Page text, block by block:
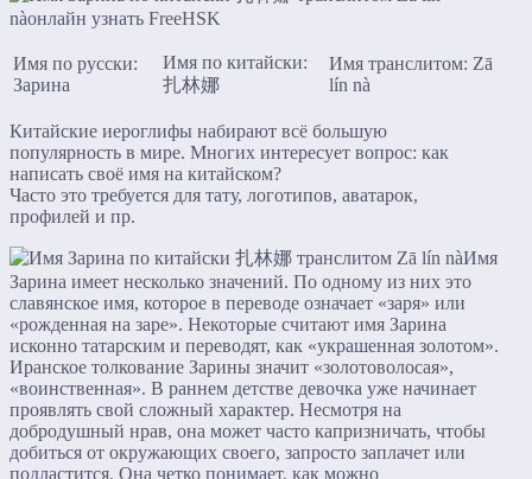
Имя по русски:
Зарина
Имя по китайски:
扎林娜
Имя транслитом: Zā
lín nà
Китайские иероглифы набирают всё большую
популярность в мире. Многих интересует вопрос: как
написать своё имя на китайском?
Часто это требуется для тату, логотипов, аватарок,
профилей и пр.
Имя
Зарина имеет несколько значений. По одному из них это
славянское имя, которое в переводе означает «заря» или
«рожденная на заре». Некоторые считают имя Зарина
исконно татарским и переводят, как «украшенная золотом».
Иранское толкование Зарины значит «золотоволосая»,
«воинственная». В раннем детстве девочка уже начинает
проявлять свой сложный характер. Несмотря на
добродушный нрав, она может часто капризничать, чтобы
добиться от окружающих своего, запросто заплачет или
подластится. Она четко понимает, как можно